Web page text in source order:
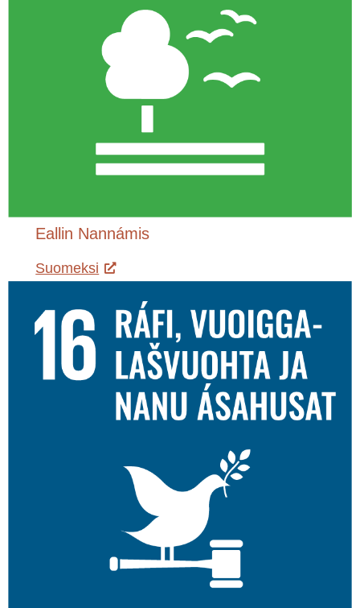
Eallin Nannámis
Suomeksi